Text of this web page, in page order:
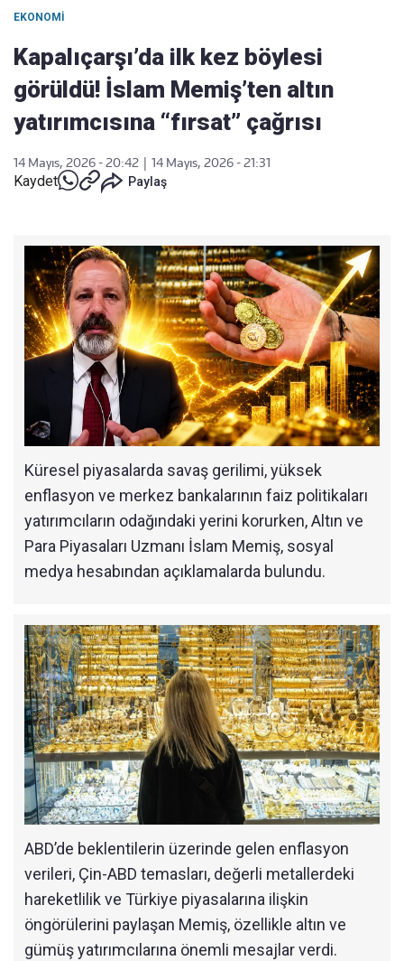
EKONOMI
Kapalıçarşı’da ilk kez böylesi
görüldü! İslam Memiş’ten altın
yatırımcısına “fırsat” çağrısı
14 Mayıs, 2026 - 20:42 14 Mayıs, 2026 - 21:31
Kaydet Paylaş
Küresel piyasalarda savaş gerilimi, yüksek
enflasyon ve merkez bankalarının faiz politikaları
yatırımcıların odağındaki yerini korurken, Altın ve
Para Piyasaları Uzmanı İslam Memiş, sosyal
medya hesabından açıklamalarda bulundu.
ABD’de beklentilerin üzerinde gelen enflasyon
verileri, Çin-ABD temasları, değerli metallerdeki
hareketlilik ve Türkiye piyasalarına ilişkin
öngörülerini paylaşan Memiş, özellikle altın ve
gümüş yatırımcılarına önemli mesajlar verdi.